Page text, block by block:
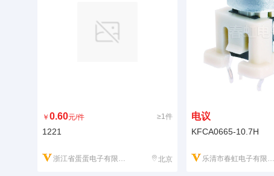
￥ 0.60元/件 ≥1件
1221
浙江省蛋蛋电子有限公司 北京
电议
KFCA0665-10.7H
乐清市春虹电子有限公司